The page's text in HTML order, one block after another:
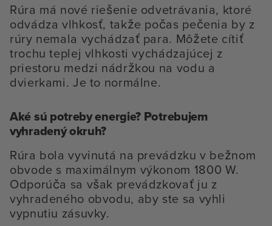
Rúra má nové riešenie odvetrávania, ktoré
odvádza vlhkosť, takže počas pečenia by z
rúry nemala vychádzať para. Môžete cítiť
trochu teplej vlhkosti vychádzajúcej z
priestoru medzi nádržkou na vodu a
dvierkami. Je to normálne.
Aké sú potreby energie? Potrebujem
vyhradený okruh?
Rúra bola vyvinutá na prevádzku v bežnom
obvode s maximálnym výkonom 1800 W.
Odporúča sa však prevádzkovať ju z
vyhradeného obvodu, aby ste sa vyhli
vypnutiu zásuvky.